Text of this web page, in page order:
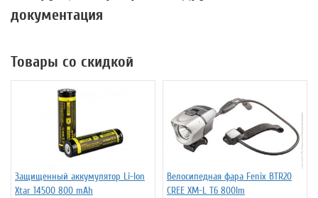
документация
Товары со скидкой
Защищенный аккумулятор Li-Ion
Xtar 14500 800 mAh
Велосипедная фара Fenix BTR20
CREE XM-L T6 800lm